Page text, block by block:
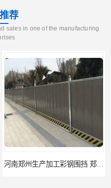
荐
sales in one of the manufacturing
河南郑州生产加工彩钢围挡 郑州鑫纵 质量好 围挡加工